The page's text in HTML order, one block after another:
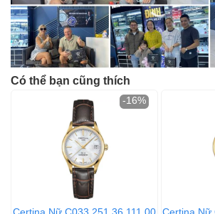
Có thể bạn cũng thích
-16%